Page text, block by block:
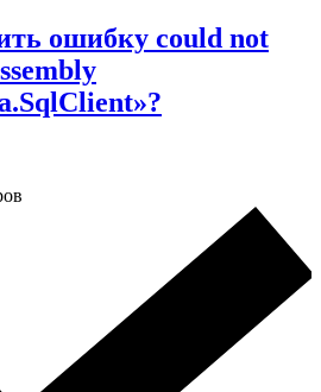
ошибку could not